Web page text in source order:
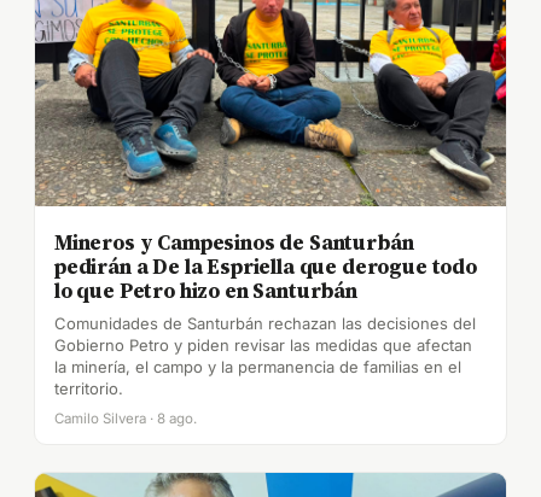
Mineros y Campesinos de Santurbán
pedirán a De la Espriella que derogue todo
lo que Petro hizo en Santurbán
Comunidades de Santurbán rechazan las decisiones del
Gobierno Petro y piden revisar las medidas que afectan
la minería, el campo y la permanencia de familias en el
territorio.
Camilo Silvera · 8 ago.